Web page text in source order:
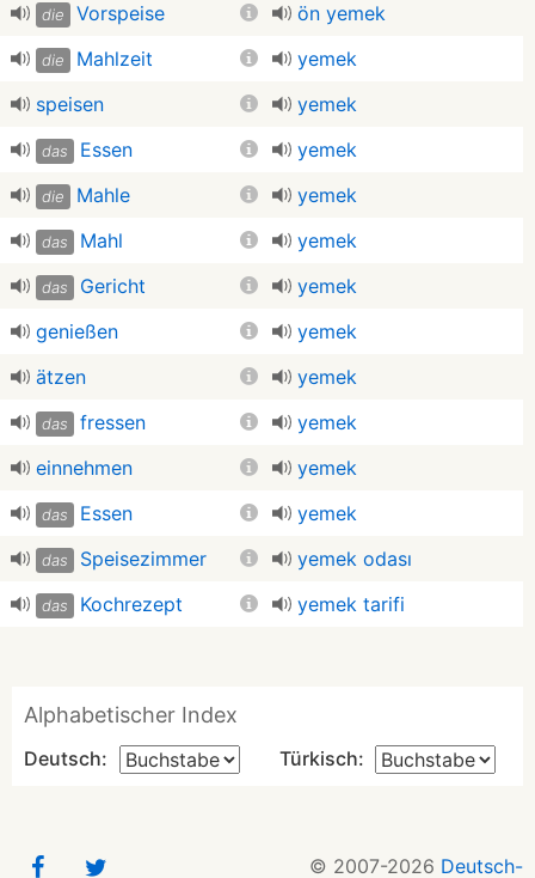
die Vorspeise ön yemek
die Mahlzeit
yemek
speisen
yemek
das Essen yemek
die Mahle yemek
das Mahl yemek
das Gericht
yemek
genießen
yemek
ätzen
yemek
das fressen
yemek
einnehmen
yemek
das Essen yemek
das Speisezimmer yemek odası
das Kochrezept yemek tarifi
Alphabetischer Index
Deutsch: Türkisch:
© 2007-2026 Deutsch-